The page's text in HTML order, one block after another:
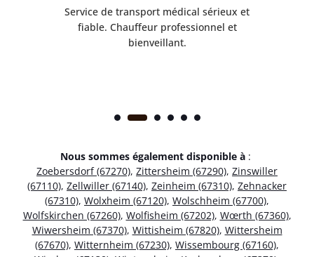
Service de transport médical sérieux et
fiable. Chauffeur professionnel et
bienveillant.
Nous sommes également disponible à :
Zoebersdorf (67270), Zittersheim (67290), Zinswiller
(67110), Zellwiller (67140), Zeinheim (67310), Zehnacker
(67310), Wolxheim (67120), Wolschheim (67700),
Wolfskirchen (67260), Wolfisheim (67202), Wœrth (67360),
Wiwersheim (67370), Wittisheim (67820), Wittersheim
(67670), Witternheim (67230), Wissembourg (67160),